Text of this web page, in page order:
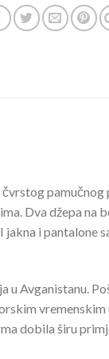
Dva džepa na
i pantalone
Avganistanu.
dobila širu